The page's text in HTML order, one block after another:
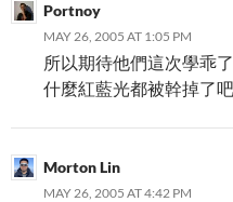
Portnoy
MAY 26, 2005 AT 1:05 PM
所以期待他們這次學乖
什麼紅藍光都被幹掉了
Morton Lin
MAY 26, 2005 AT 4:42 PM